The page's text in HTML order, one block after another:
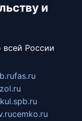
и
всей России
fas.ru
cemko.ru